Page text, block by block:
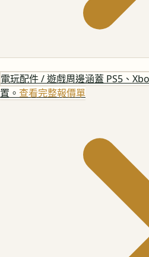
電玩配件 / 遊戲周邊涵蓋 PS5、
置。 查看完整報價單